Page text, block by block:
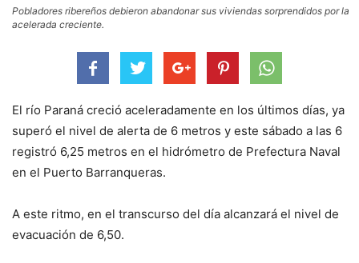
Pobladores ribereños debieron abandonar sus viviendas sorprendidos por la
acelerada creciente.
El río Paraná creció aceleradamente en los últimos días, ya
superó el nivel de alerta de 6 metros y este sábado a las 6
registró 6,25 metros en el hidrómetro de Prefectura Naval
en el Puerto Barranqueras.
A este ritmo, en el transcurso del día alcanzará el nivel de
evacuación de 6,50.